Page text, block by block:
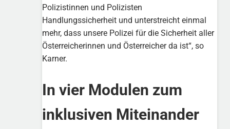
Polizistinnen und Polizisten
Handlungssicherheit und unterstreicht einmal
mehr, dass unsere Polizei für die Sicherheit aller
Österreicherinnen und Österreicher da ist“, so
Karner.
In vier Modulen zum
inklusiven Miteinander